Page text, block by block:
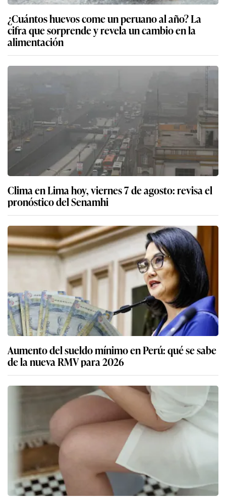
¿Cuántos huevos come un peruano al año? La
cifra que sorprende y revela un cambio en la
alimentación
Clima en Lima hoy, viernes 7 de agosto: revisa el
pronóstico del Senamhi
Aumento del sueldo mínimo en Perú: qué se sabe
de la nueva RMV para 2026